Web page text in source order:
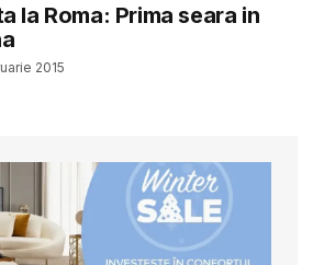
la Roma: Prima seara in
2015